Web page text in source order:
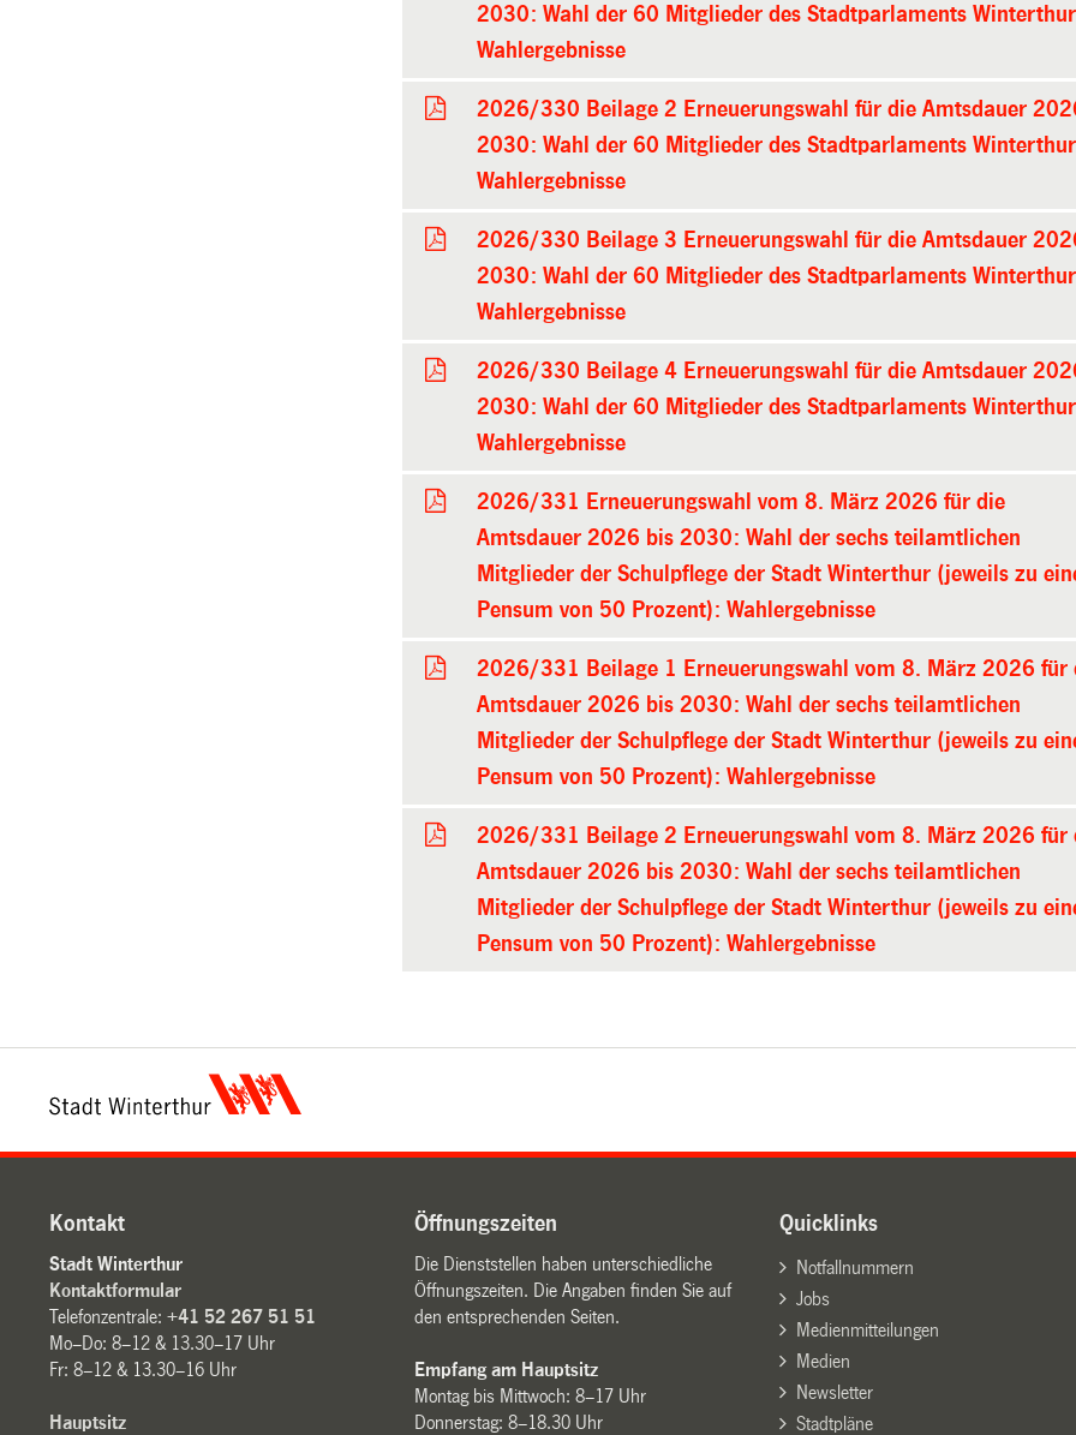
2030: Wahl der 60 Mitglieder des Stadtparlaments
Wahlergebnisse
2026/330 Beilage 2 Erneuerungswahl für die Amtsdauer
2030: Wahl der 60 Mitglieder des Stadtparlaments
Wahlergebnisse
2026/330 Beilage 3 Erneuerungswahl für die Amtsdauer
2030: Wahl der 60 Mitglieder des Stadtparlaments
Wahlergebnisse
2026/330 Beilage 4 Erneuerungswahl für die Amtsdauer
2030: Wahl der 60 Mitglieder des Stadtparlaments
Wahlergebnisse
2026/331 Erneuerungswahl vom 8. März 2026 für die
Amtsdauer 2026 bis 2030: Wahl der sechs teilamtlichen
Mitglieder der Schulpflege der Stadt Winterthur (jeweils zu
Pensum von 50 Prozent): Wahlergebnisse
2026/331 Beilage 1 Erneuerungswahl vom 8. März 2026 für
Amtsdauer 2026 bis 2030: Wahl der sechs teilamtlichen
Mitglieder der Schulpflege der Stadt Winterthur (jeweils zu
Pensum von 50 Prozent): Wahlergebnisse
2026/331 Beilage 2 Erneuerungswahl vom 8. März 2026 für
Amtsdauer 2026 bis 2030: Wahl der sechs teilamtlichen
Mitglieder der Schulpflege der Stadt Winterthur (jeweils zu
Pensum von 50 Prozent): Wahlergebnisse
Kontakt
Stadt Winterthur
Kontaktformular
Telefonzentrale:+41 52 267 51 51
Mo–Do: 8–12 & 13.30–17 Uhr
Fr: 8–12 & 13.30–16 Uhr
Hauptsitz
Öffnungszeiten
Die Dienststellen haben unterschiedliche
Öffnungszeiten. Die Angaben finden Sie auf
den entsprechenden Seiten.
Empfang am Hauptsitz
Montag bis Mittwoch: 8–17 Uhr
Donnerstag: 8–18.30 Uhr
Quicklinks
Notfallnummern
Jobs
Medienmitteilungen
Medien
Newsletter
Stadtpläne